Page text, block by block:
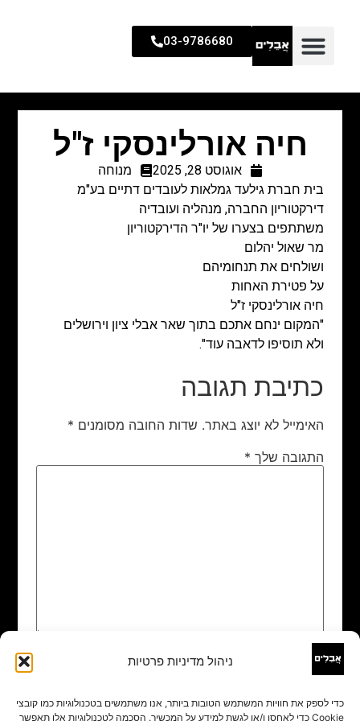
ניהול מדיניות פרטיות
כדי לספק את חוויות המשתמש הטובות ביותר, אנו משתמשים בטכנולוגיות כמו קובצי
Cookie כדי לאחסן ו/או לגשת למידע על המכשיר. הסכמה לטכנולוגיות אלו תאפשר
03-9786680
חיה אורלינסקי ז"ל
אוגוסט 28, 2025
מנוחה
בית חברת גילעד גמלאות לעובדים דתיים בע"מ
דירקטוריון החברה, מנהליה ועובדיה
משתתפים בצערו של יו"ר הדירקטוריון
מר שאול יהלום
ושולחים את תנחומיהם
על פטירת האחות
חיה אורלינסקי ז"ל
"המקום ינחם אתכם בתוך שאר אבלי ציון וירושלים
ולא תוסיפו לדאבה עוד".
כתיבת תגובה
האימייל לא יוצג באתר. שדות החובה מסומנים *
התגובה שלך *
שם